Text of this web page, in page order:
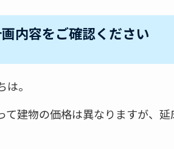
内容をご確認ください
。
て建物の価格は異なりますが、